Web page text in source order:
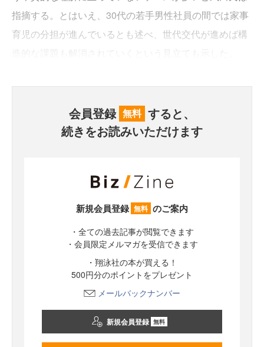
指摘する。とはいえ、30代の若手男性社員の間では家事
育児の分担が進んでいるとも述べ、世代交代が進めば構
会員登録 無料 すると、
続きをお読みいただけます
新規会員登録 無料 のご案内
・全ての過去記事が閲覧できます
・会員限定メルマガを受信できます
・翔泳社の本が買える！
500円分のポイントをプレゼント
メールバックナンバー
新規会員登録 無料